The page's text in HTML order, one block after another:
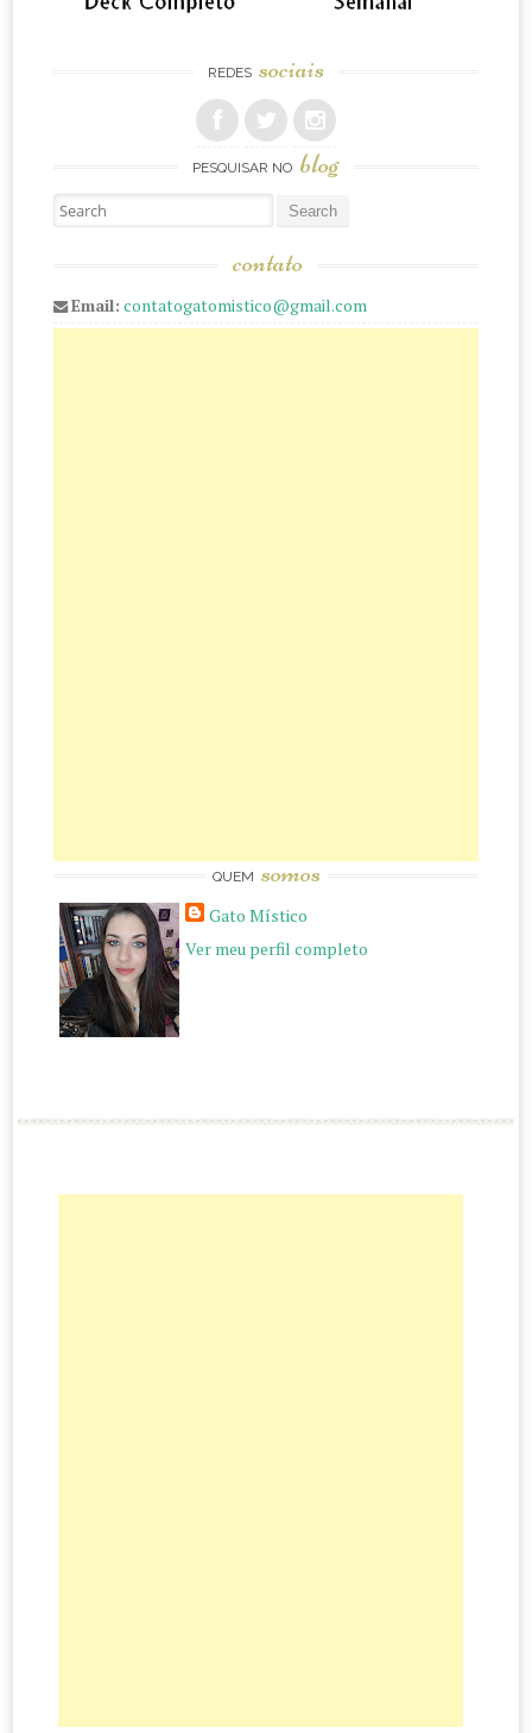
REDES sociais
PESQUISAR NO blog
Pesquisar
contato
Email: contatogatomistico@gmail.com
QUEM somos
Gato Místico
Ver meu perfil completo